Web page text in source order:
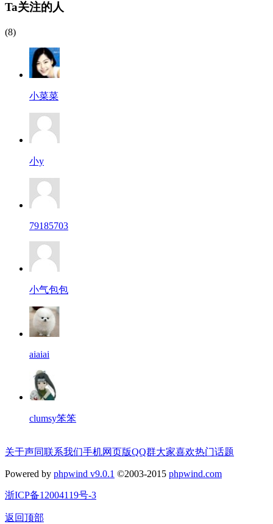
Ta关注的人
(8)
小菜菜
小y
79185703
小气包包
aiaiai
clumsy笨笨
关于声同联系我们手机网页版QQ群大家喜欢热门话题
Powered by phpwind v9.0.1 ©2003-2015 phpwind.com
浙ICP备12004119号-3
返回顶部